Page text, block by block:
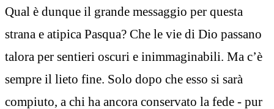
Qual è dunque il grande messaggio per questa
strana e atipica Pasqua? Che le vie di Dio passano
talora per sentieri oscuri e inimmaginabili. Ma c’è
sempre il lieto fine. Solo dopo che esso si sarà
compiuto, a chi ha ancora conservato la fede - pur